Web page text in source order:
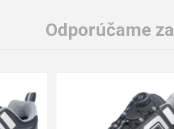
Odporúčame